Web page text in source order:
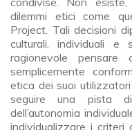
dilemmi etici come
Project. Tali decisioni
culturali, individuali e
ragionevole
semplicemente
etica dei suoi
seguire una pista
dell’autonomia
individualizzare i criteri